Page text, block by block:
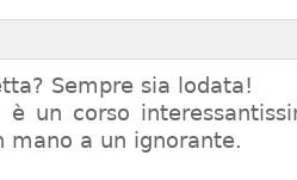
Sempre sia lodata!
è un corso
mano a un ignorante.